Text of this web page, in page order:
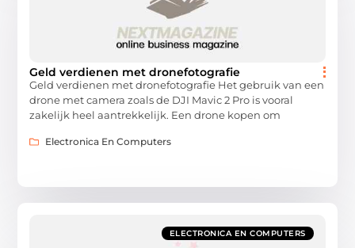
Geld verdienen met dronefotografie
Geld verdienen met dronefotografie Het gebruik van een
drone met camera zoals de DJI Mavic 2 Pro is vooral
zakelijk heel aantrekkelijk. Een drone kopen om
Electronica En Computers
ELECTRONICA EN COMPUTERS